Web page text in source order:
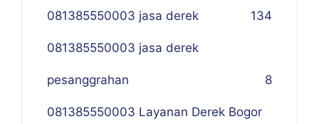
081385550003 jasa derek 134
081385550003 jasa derek
pesanggrahan 8
081385550003 Layanan Derek Bogor